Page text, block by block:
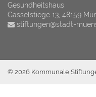
Gesundheitshaus
Gasselstiege 13, 48159
stiftungen@stadt-
© 2026 Kommunale